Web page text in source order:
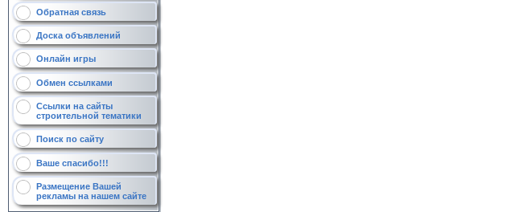
Обратная связь
Доска объявлений
Онлайн игры
Обмен ссылками
Ссылки на сайты
строительной тематики
Поиск по сайту
Ваше спасибо!!!
Размещение Вашей
рекламы на нашем сайте